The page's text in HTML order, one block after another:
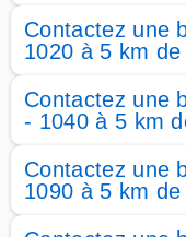
Contactez une
1020 à 5 km
Contactez une
- 1040 à 5 km
Contactez une
1090 à 5 km